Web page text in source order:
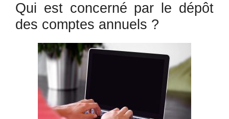
Qui est concerné par le dépôt
des comptes annuels ?